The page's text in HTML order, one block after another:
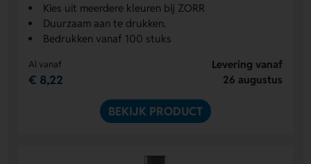
Kies uit meerdere kleuren bij ZORR
Duurzaam aan te drukken.
Bedrukken vanaf 100 stuks
Al vanaf
€ 8,22
Levering vanaf
26 augustus
BEKIJK PRODUCT